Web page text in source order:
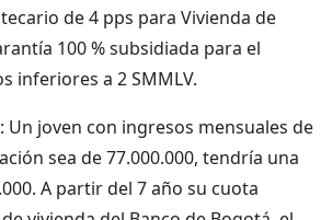
de 4 pps para Vivienda de
100 % subsidiada para el
inferiores a 2 SMMLV.
joven con ingresos mensuales de
sea de 77.000.000, tendría una
A partir del 7 año su cuota